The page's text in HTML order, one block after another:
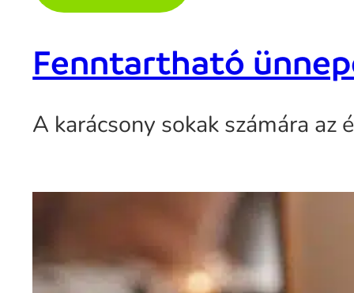
Fenntartható
A karácsony sokak számára